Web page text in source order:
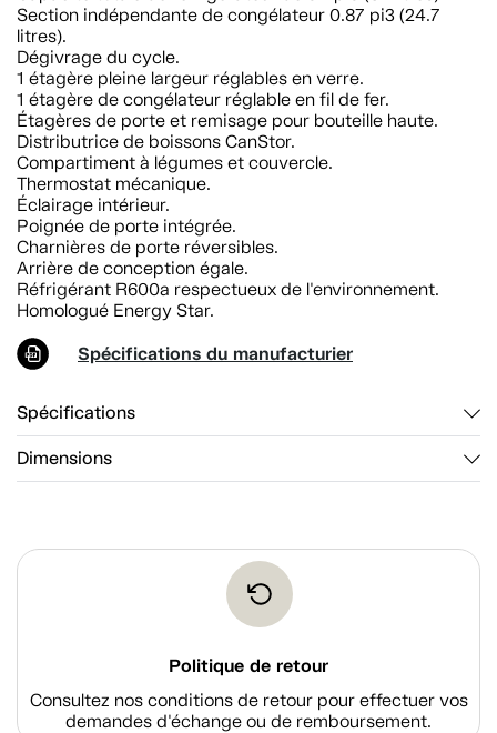
Section indépendante de congélateur 0.87 pi3 (24.7
litres).
Dégivrage du cycle.
1 étagère pleine largeur réglables en verre.
1 étagère de congélateur réglable en fil de fer.
Étagères de porte et remisage pour bouteille haute.
Distributrice de boissons CanStor.
Compartiment à légumes et couvercle.
Thermostat mécanique.
Éclairage intérieur.
Poignée de porte intégrée.
Charnières de porte réversibles.
Arrière de conception égale.
Réfrigérant R600a respectueux de l'environnement.
Homologué Energy Star.
Spécifications du manufacturier
Spécifications
Dimensions
Politique de retour
Consultez nos conditions de retour pour effectuer vos
demandes d'échange ou de remboursement.